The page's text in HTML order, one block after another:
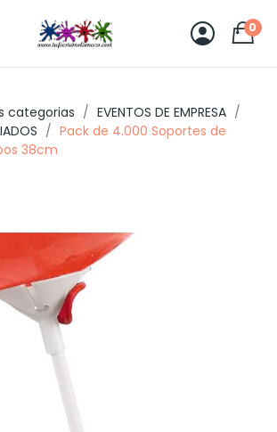
0
categorias
EVENTOS DE EMPRESA
Pack de 4.000 Soportes de
38cm